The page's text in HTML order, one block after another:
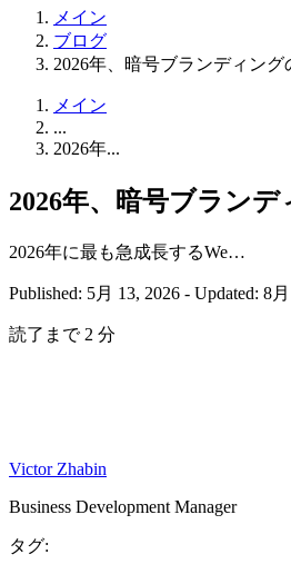
メイン
ブログ
2026年、暗号ブランディン
メイン
...
2026年...
2026年、暗号ブラン
2026年に最も急成長するWe…
Published: 5月 13, 2026 - Updated: 8
読了まで 2 分
Victor Zhabin
Business Development Manager
タグ: